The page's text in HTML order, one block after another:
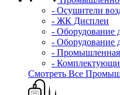
- Осушители
- ЖК Дисплеи
- Оборудование
- Оборудование
- Промышленная
-
Смотреть Все